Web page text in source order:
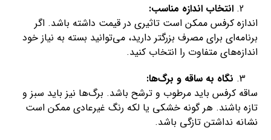
انتخاب اندازه مناسب:
اندازه کرفس ممکن است تاثیری در قیمت داشته باشد. اگر
برنامه‌ای برای مصرف بزرگتر دارید، می‌توانید بسته به نیاز خود
اندازه‌های متفاوت را انتخاب کنید.
نگاه به ساقه و برگ‌ها:
ساقه کرفس باید مرطوب و ترشح باشد. برگ‌ها نیز باید سبز و
تازه باشند. هر گونه خشکی یا لکه رنگ غیرعادی ممکن است
نشانه نداشتن تازگی باشد.